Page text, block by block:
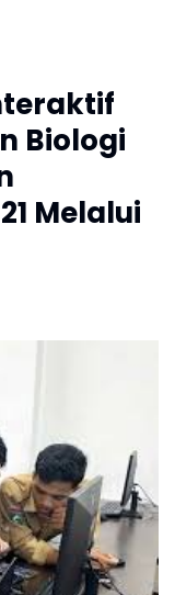
Biologi
Melalui